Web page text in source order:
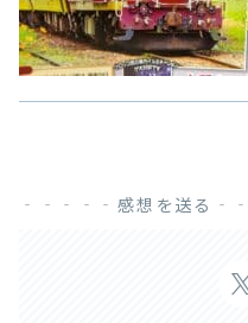
‐‐‐‐‐感想を送る